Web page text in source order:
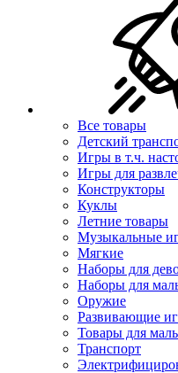
Все товары
Детский
Игры в т.ч.
Игры для
Конструкторы
Куклы
Летние товары
Музыкальные
Мягкие
Наборы для
Наборы для
Оружие
Развивающие
Товары для
Транспорт